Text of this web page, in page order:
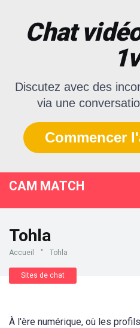
Chat
Discutez avec des
via une
Commencer
CAM MATCH
Tohla
Accueil " Tohla
Sites de chat
À l'ère numérique, où les